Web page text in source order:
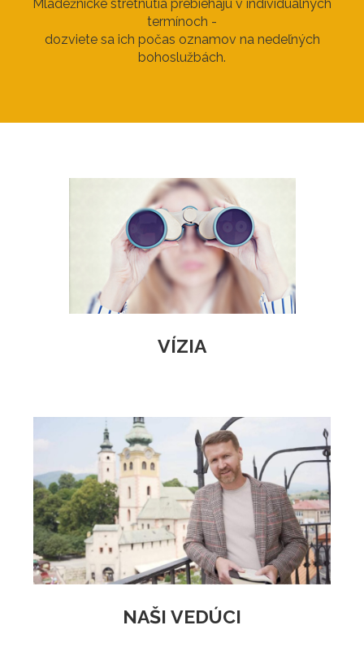
Mládežnícke stretnutia prebiehajú v individuálnych
termínoch -
dozviete sa ich počas oznamov na nedeľných
bohoslužbách.
VÍZIA
NAŠI VEDÚCI